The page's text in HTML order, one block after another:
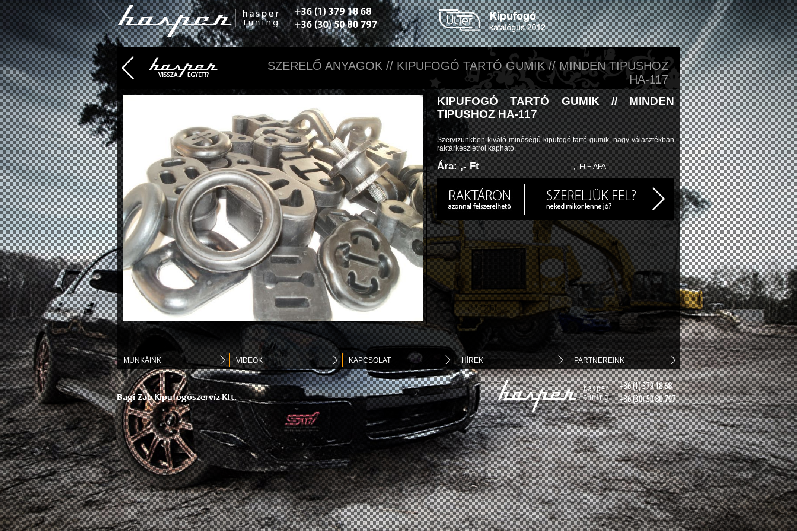
SZERELŐ ANYAGOK // KIPUFOGÓ TARTÓ GUMIK // MINDEN TIPUSHOZ
HA-117
KIPUFOGÓ TARTÓ GUMIK //MINDEN
TIPUSHOZ HA-117
Szervizünkben kiváló minőségű kipufogó tartó gumik, nagy választékban
raktárkészletről kapható.
Ára: ,- Ft ,- Ft + ÁFA
MUNKÁINK VIDEOK KAPCSOLAT HÍREK PARTNEREINK